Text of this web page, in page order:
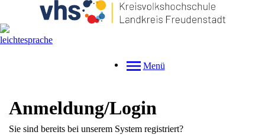
Menü
Anmeldung/Login
Sie sind bereits bei unserem System registriert?